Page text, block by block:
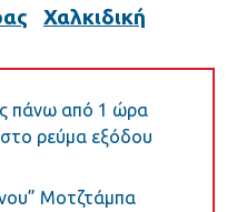
Χαλκιδική
πάνω από 1 ώρα
ρεύμα εξόδου
Μοτζτάμπα